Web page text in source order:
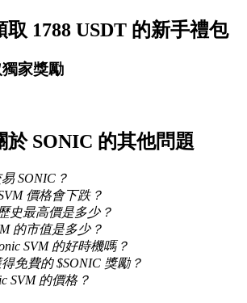
利
1788 USDT 的新手禮包
家獎勵
於 SONIC 的其他問題
SONIC？
價格會下跌？
史最高價是多少？
的市值是多少？
SVM 的好時機嗎？
免費的 $SONIC 獎勵？
SVM 的價格？